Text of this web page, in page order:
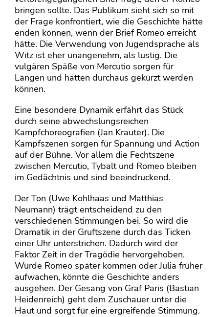
bringen sollte. Das Publikum sieht sich so mit
der Frage konfrontiert, wie die Geschichte hätte
enden können, wenn der Brief Romeo erreicht
hätte. Die Verwendung von Jugendsprache als
Witz ist eher unangenehm, als lustig. Die
vulgären Späße von Mercutio sorgen für
Längen und hätten durchaus gekürzt werden
können.
Eine besondere Dynamik erfährt das Stück
durch seine abwechslungsreichen
Kampfchoreografien (Jan Krauter). Die
Kampfszenen sorgen für Spannung und Action
auf der Bühne. Vor allem die Fechtszene
zwischen Mercutio, Tybalt und Romeo bleiben
im Gedächtnis und sind beeindruckend.
Der Ton (Uwe Kohlhaas und Matthias
Neumann) trägt entscheidend zu den
verschiedenen Stimmungen bei. So wird die
Dramatik in der Gruftszene durch das Ticken
einer Uhr unterstrichen. Dadurch wird der
Faktor Zeit in der Tragödie hervorgehoben.
Würde Romeo später kommen oder Julia früher
aufwachen, könnte die Geschichte anders
ausgehen. Der Gesang von Graf Paris (Bastian
Heidenreich) geht dem Zuschauer unter die
Haut und sorgt für eine ergreifende Stimmung.